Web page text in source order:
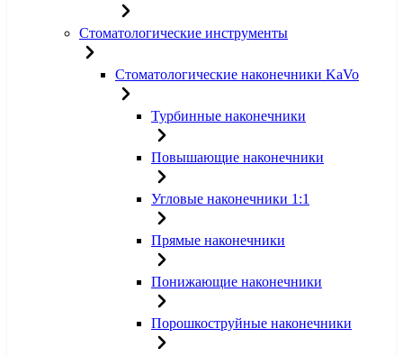
Стоматологические инструменты
Стоматологические наконечники KaVo
Турбинные наконечники
Повышающие наконечники
Угловые наконечники 1:1
Прямые наконечники
Понижающие наконечники
Порошкоструйные наконечники